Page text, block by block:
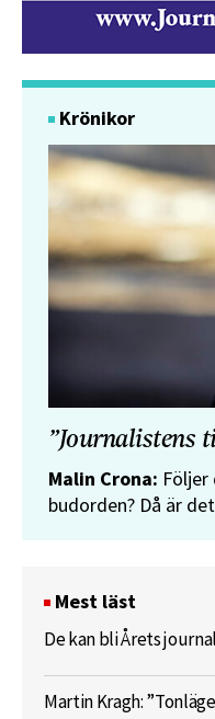
Krönikor
”Journalistens
Malin Crona:
budorden? Då är
Mest läst
De kan bli Årets
Martin Kragh: